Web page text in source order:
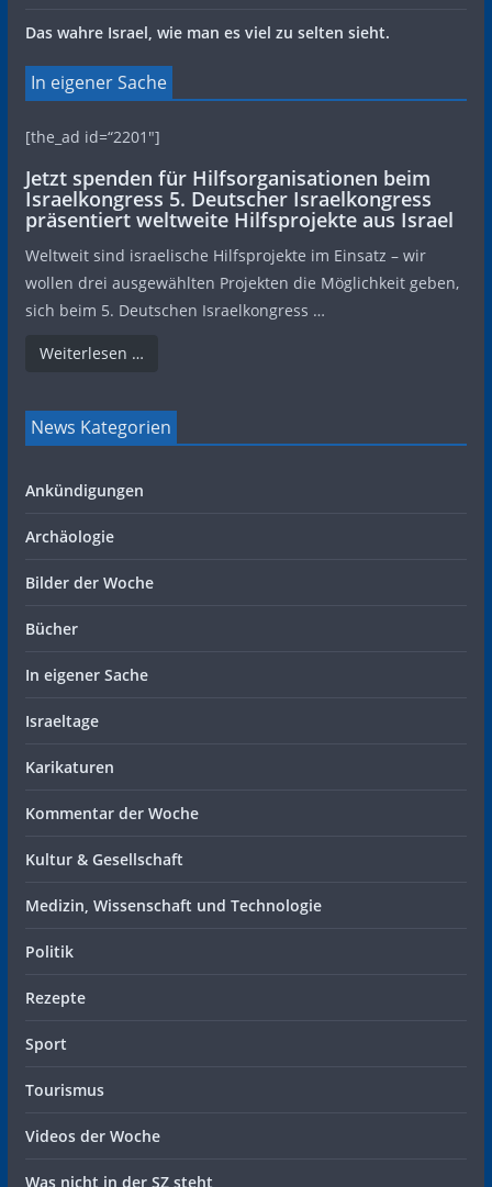
Das wahre Israel, wie man es viel zu selten sieht.
In eigener Sache
[the_ad id=“2201″]
Jetzt spenden für Hilfsorganisationen beim
Israelkongress 5. Deutscher Israelkongress
präsentiert weltweite Hilfsprojekte aus Israel
Weltweit sind israelische Hilfsprojekte im Einsatz – wir
wollen drei ausgewählten Projekten die Möglichkeit geben,
sich beim 5. Deutschen Israelkongress …
Weiterlesen …
News Kategorien
Ankündigungen
Archäologie
Bilder der Woche
Bücher
In eigener Sache
Israeltage
Karikaturen
Kommentar der Woche
Kultur & Gesellschaft
Medizin, Wissenschaft und Technologie
Politik
Rezepte
Sport
Tourismus
Videos der Woche
Was nicht in der SZ steht